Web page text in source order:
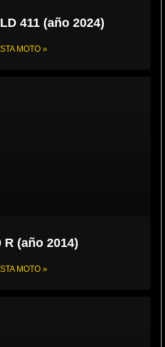
411 (año 2024)
MOTO »
R (año 2014)
MOTO »